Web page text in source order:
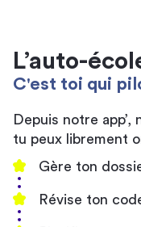
L’auto-
C'est toi qui
Depuis notre
tu peux librement
Gère ton
Révise ton